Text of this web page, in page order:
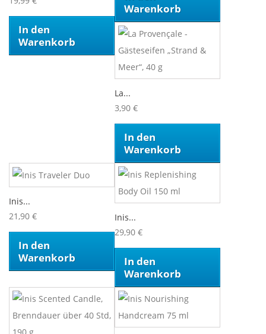
In den
Warenkorb
Warenkorb
La...
3,90 €
In den
Warenkorb
Inis...
21,90 €
In den
Warenkorb
Inis...
29,90 €
In den
Warenkorb